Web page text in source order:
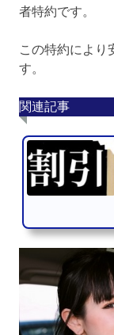
者特約です。
この特約により
す。
関連記事